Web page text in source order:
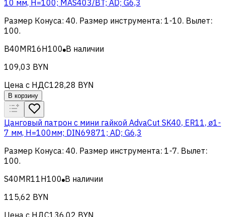
10 мм, H=100; MAS403/BT; AD; G6,3
Размер Конуса: 40. Размер инструмента: 1-10. Вылет:
100.
B40MR16H100 В наличии
109,03 BYN
Цена с НДС128,28 BYN
В корзину
Цанговый патрон c мини гайкой AdvaCut SK40, ER11, ø1-
7 мм, H=100мм; DIN69871; AD; G6,3
Размер Конуса: 40. Размер инструмента: 1-7. Вылет:
100.
S40MR11H100 В наличии
115,62 BYN
Цена с НДС136,02 BYN